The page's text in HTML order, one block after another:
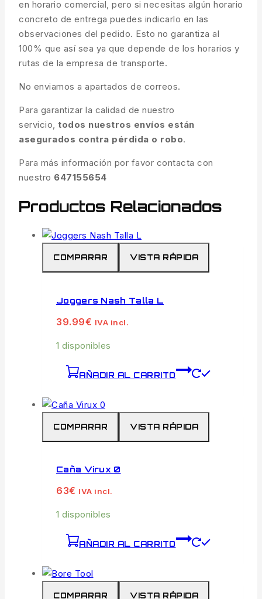
en horario comercial, pero si necesitas algún horario
concreto de entrega puedes indicarlo en las
observaciones del pedido. Esto no garantiza al
100% que así sea ya que depende de los horarios y
rutas de la empresa de transporte.
No enviamos a apartados de correos.
Para garantizar la calidad de nuestro
servicio, todos nuestros envíos están
asegurados contra pérdida o robo.
Para más información por favor contacta con
nuestro 647155654
Productos Relacionados
COMPARAR VISTA RÁPIDA
Joggers Nash Talla L
39.99€ IVA incl.
1 disponibles
AÑADIR AL CARRITO
COMPARAR VISTA RÁPIDA
Caña Virux 0
63€ IVA incl.
1 disponibles
AÑADIR AL CARRITO
COMPARAR VISTA RÁPIDA